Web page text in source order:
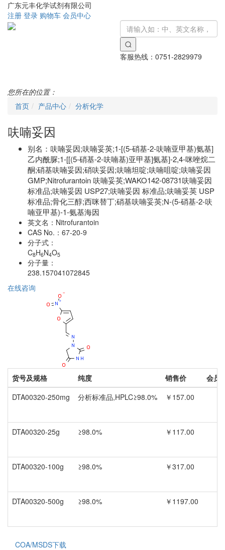
广东元丰化学试剂有限公司
注册 登录 购物车 会员中心
客服热线： 0751-2829979
您所在的位置：
首页
产品中心 分析化学
呋喃妥因
别名： 呋喃妥因;呋喃妥英;1-[(5-硝基-2-呋喃亚甲基)氨基]
乙内酰脲;1-[[(5-硝基-2-呋喃基)亚甲基]氨基]-2,4-咪唑烷二
酮;硝基呋喃妥因;硝呋妥因;呋喃坦啶;呋喃咀啶;呋喃妥因
GMP;Nitrofurantoin 呋喃妥英;WAKO142-08731呋喃妥因
标准品;呋喃妥因 USP27;呋喃妥因 标准品;呋喃妥英 USP
标准品;骨化三醇;西咪替丁;硝基呋喃妥英;N-(5-硝基-2-呋
喃亚甲基)-1-氨基海因
英文名： Nitrofurantoin
CAS No.： 67-20-9
分子式：
C8H6N4O5
分子量：
238.157041072845
在线咨询
货号及规格 纯度 销售价
会员
DTA00320-250mg
分析标准品,HPLC≥98.0% ￥157.00
DTA00320-25g ≥98.0% ￥117.00
DTA00320-100g ≥98.0% ￥317.00
DTA00320-500g ≥98.0% ￥1197.00
COA/MSDS下载